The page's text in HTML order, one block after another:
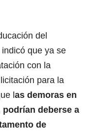
del
que ya se
con la
para la
l as demoras en
deberse a
de